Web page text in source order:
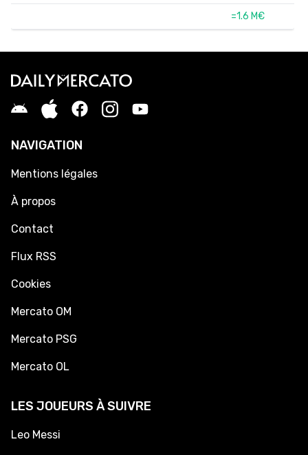
=1.6 M€
NAVIGATION
Mentions légales
À propos
Contact
Flux RSS
Cookies
Mercato OM
Mercato PSG
Mercato OL
LES JOUEURS À SUIVRE
Leo Messi